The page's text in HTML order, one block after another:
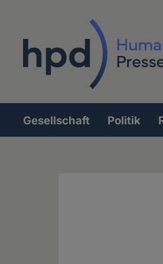
Hauptnavigation
Gesellschaft Politik